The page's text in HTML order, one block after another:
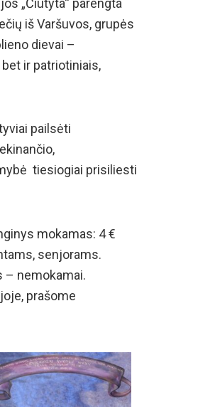
iš Varšuvos, grupės
dievai –
ir patriotiniais,
pailsėti
tiesiogiai prisiliesti
mokamas: 4 €
senjorams.
– nemokamai.
prašome